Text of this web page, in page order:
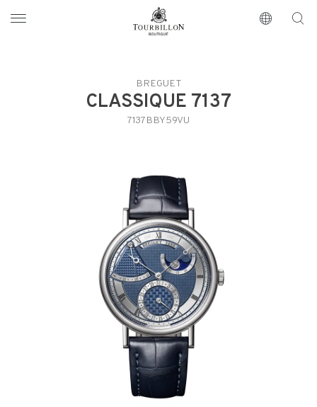
https://www.tourbillon.com/de
BREGUET
CLASSIQUE 7137
7137BBY59VU